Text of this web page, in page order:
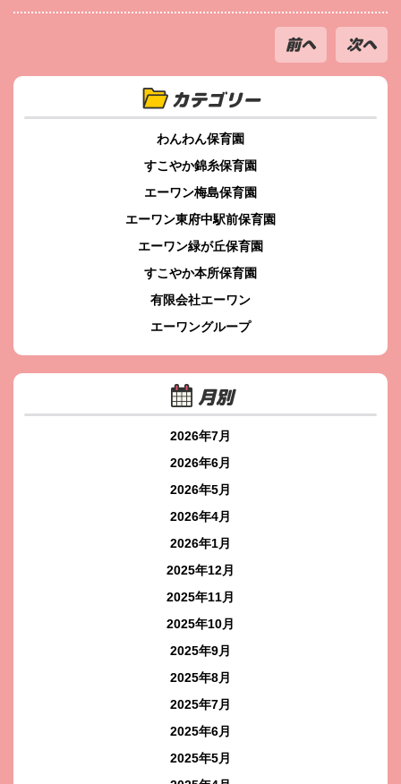
前へ 次へ
カテゴリー
わんわん保育園
すこやか錦糸保育園
エーワン梅島保育園
エーワン東府中駅前保育園
エーワン緑が丘保育園
すこやか本所保育園
有限会社エーワン
エーワングループ
月別
2026年7月
2026年6月
2026年5月
2026年4月
2026年1月
2025年12月
2025年11月
2025年10月
2025年9月
2025年8月
2025年7月
2025年6月
2025年5月